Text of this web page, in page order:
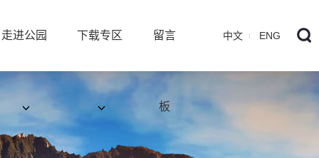
ENG
中文
走进公园 下载专区 留言
板